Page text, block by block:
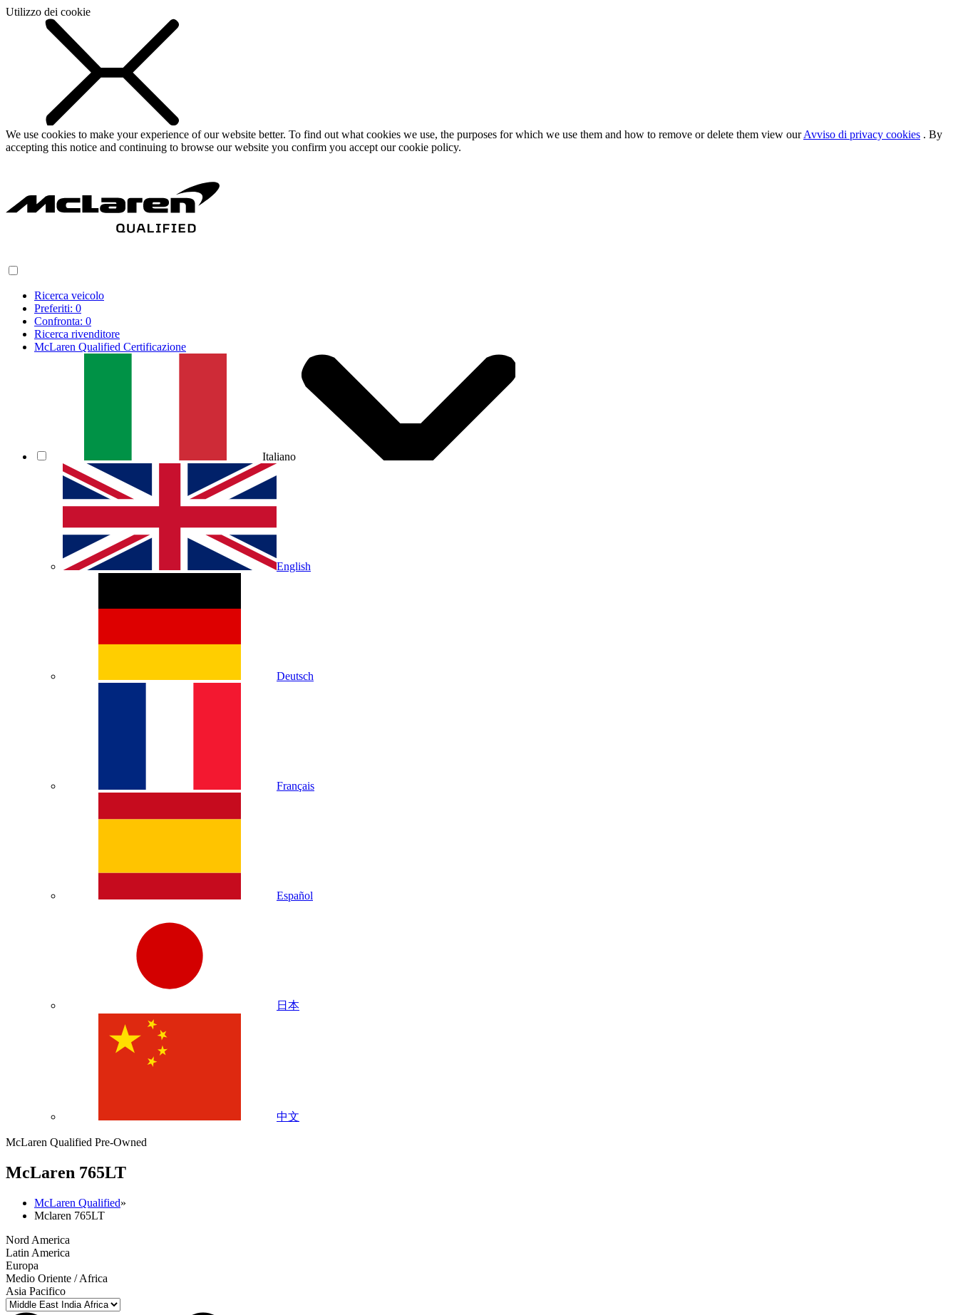
Utilizzo dei cookie
We use cookies to make your experience of our website better. To find out what cookies we use, the purposes for which we use them and how to remove or delete them view ourAvviso di privacy cookies . By
accepting this notice and continuing to browse our website you confirm you accept our cookie policy.
Ricerca veicolo
Preferiti: 0
Confronta: 0
Ricerca rivenditore
McLaren Qualified Certificazione
Italiano
English
Deutsch
Français
Español
日本
中文
McLaren Qualified Pre-Owned
McLaren 765LT
McLaren Qualified»
Mclaren 765LT
Nord America
Latin America
Europa
Medio Oriente / Africa
Asia Pacifico